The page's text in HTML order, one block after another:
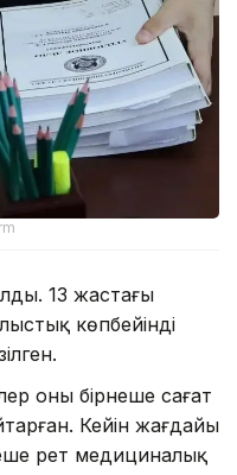
13 жастағы
көпбейінді
оны бірнеше сағат
Кейін жағдайы
рет медициналық